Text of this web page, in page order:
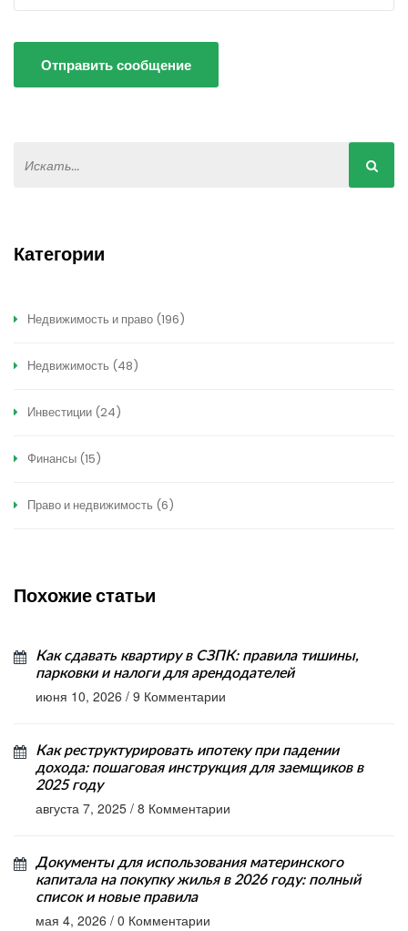
Отправить сообщение
Категории
Недвижимость и право (196)
Недвижимость (48)
Инвестиции (24)
Финансы (15)
Право и недвижимость (6)
Похожие статьи
Как сдавать квартиру в СЗПК: правила тишины,
парковки и налоги для арендодателей
июня 10, 2026 / 9 Комментарии
Как реструктурировать ипотеку при падении
дохода: пошаговая инструкция для заемщиков в
2025 году
августа 7, 2025 / 8 Комментарии
Документы для использования материнского
капитала на покупку жилья в 2026 году: полный
список и новые правила
мая 4, 2026 / 0 Комментарии